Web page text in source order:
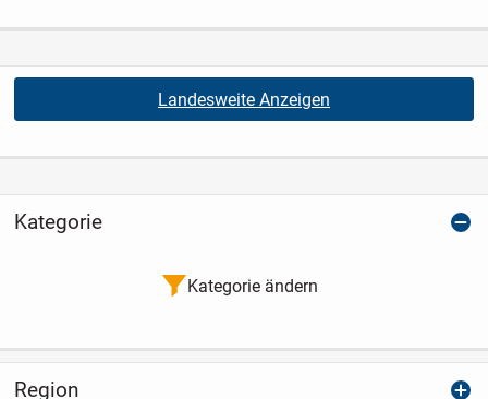
Landesweite Anzeigen
Kategorie
Kategorie ändern
Region